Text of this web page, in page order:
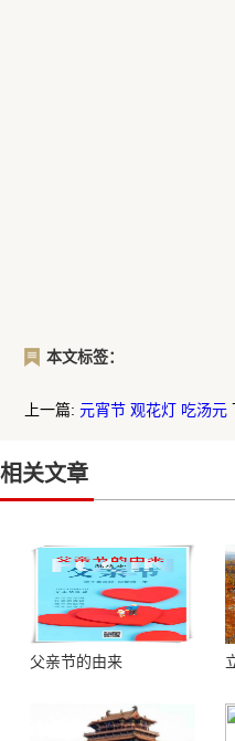
本文标签：
上一篇:元宵节 观花灯 吃汤元
相关文章
父亲节的由来